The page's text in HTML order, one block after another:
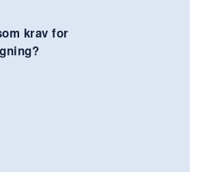
krav for